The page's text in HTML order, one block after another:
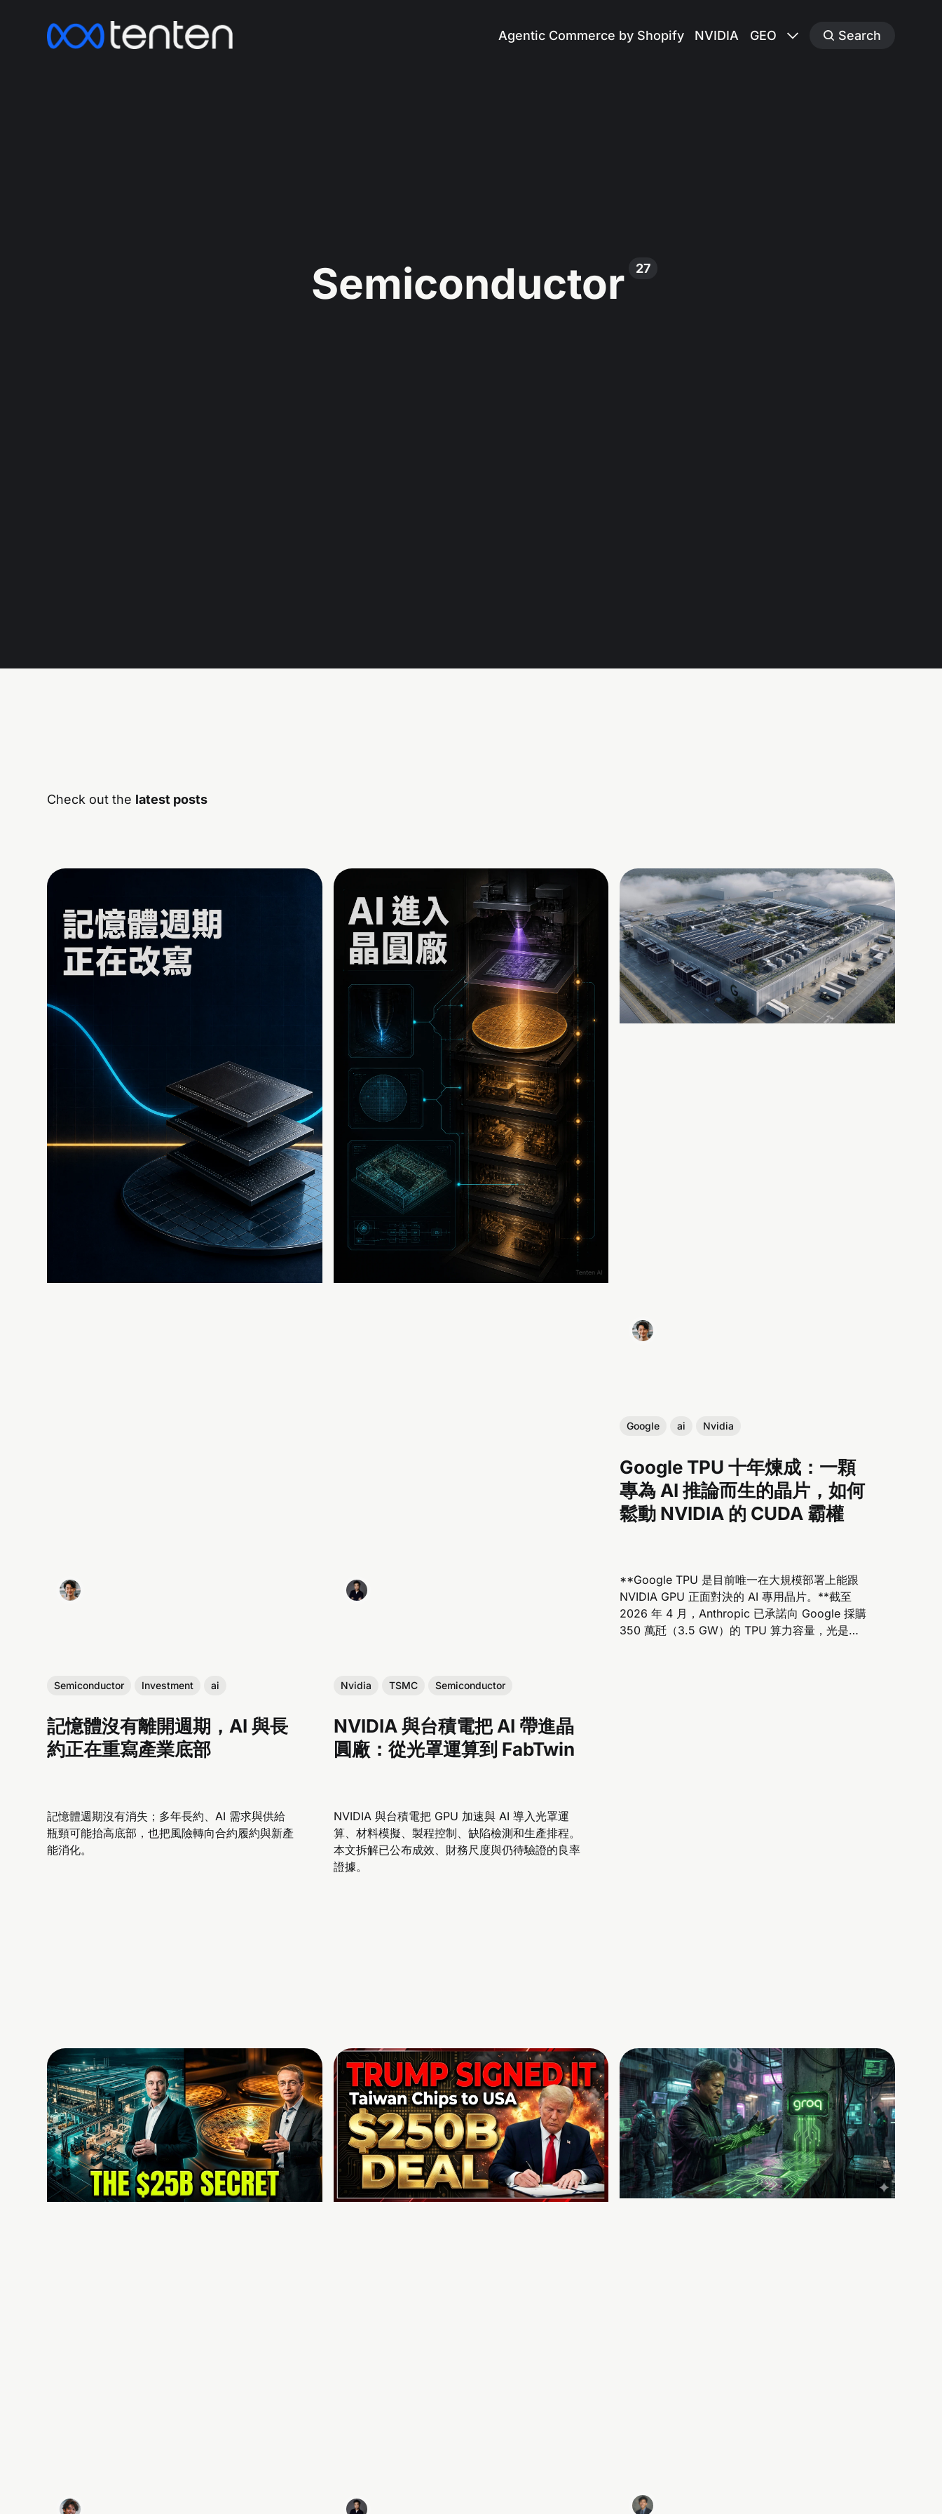
Agentic Commerce by Shopify NVIDIA GEO Search
Semiconductor 27
Check out the latest posts
Semiconductor Investment ai
記憶體沒有離開週期，AI 與長
約正在重寫產業底部
記憶體週期沒有消失；多年長約、AI 需求與供給
瓶頸可能抬高底部，也把風險轉向合約履約與新產
能消化。
Nvidia TSMC Semiconductor
NVIDIA 與台積電把 AI 帶進晶
圓廠：從光罩運算到 FabTwin
NVIDIA 與台積電把 GPU 加速與 AI 導入光罩運
算、材料模擬、製程控制、缺陷檢測和生產排程。
本文拆解已公布成效、財務尺度與仍待驗證的良率
證據。
Google ai Nvidia
Google TPU 十年煉成：一顆
專為 AI 推論而生的晶片，如何
鬆動 NVIDIA 的 CUDA 霸權
**Google TPU 是目前唯一在大規模部署上能跟
NVIDIA GPU 正面對決的 AI 專用晶片。**截至
2026 年 4 月，Anthropic 已承諾向 Google 採購
350 萬瓩（3.5 GW）的 TPU 算力容量，光是